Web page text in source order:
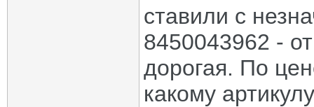
ставили с
8450043962 -
дорогая. По
какому